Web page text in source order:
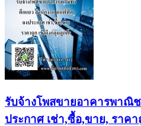
รับจ้างโพสขายอาคารพาณิ
ประกาศ เช่า,ซื้อ,ขาย, ราค